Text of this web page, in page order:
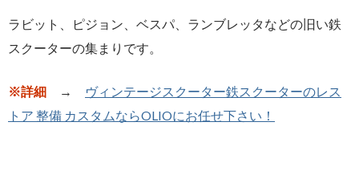
ラビット、ピジョン、ベスパ、ランブレッタなどの旧い鉄
スクーターの集まりです。
※詳細 →
ヴィンテージスクーター鉄スクーターのレス
トア 整備 カスタムならOLIOにお任せ下さい！